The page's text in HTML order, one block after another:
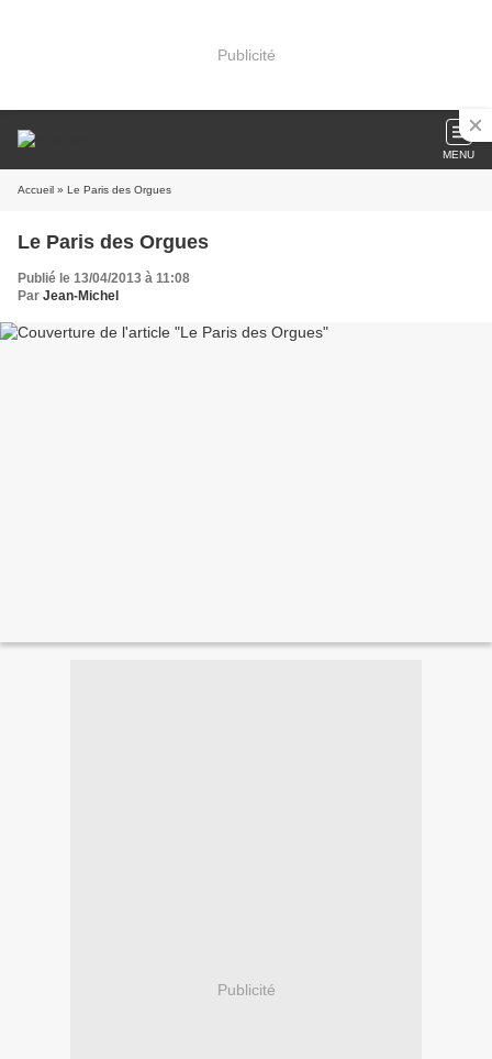
Publicité
MENU
Accueil » Le Paris des Orgues
Le Paris des Orgues
Publié le 13/04/2013 à 11:08
Par Jean-Michel
Publicité